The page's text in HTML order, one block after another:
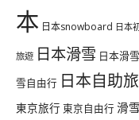
本 日本snowboard 日本
旅遊 日本滑雪 日本滑
雪自由行 日本自助
東京旅行 東京自由行 滑